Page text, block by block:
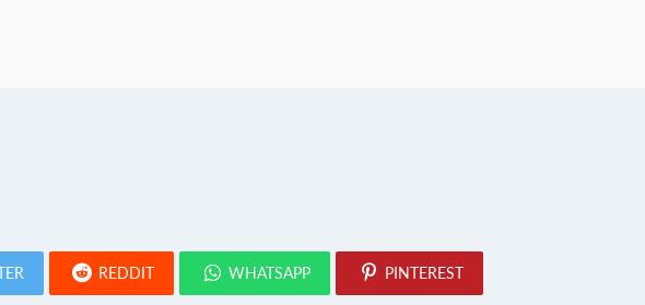
REDDIT WHATSAPP PINTEREST